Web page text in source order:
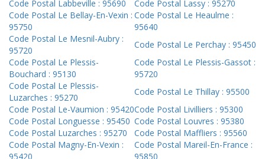
Code Postal Labbeville : 95690
Code Postal Lassy : 95270
Code Postal Le Bellay-En-Vexin :
95750
Code Postal Le Heaulme :
95640
Code Postal Le Mesnil-Aubry :
95720
Code Postal Le Perchay : 95450
Code Postal Le Plessis-
Bouchard : 95130
Code Postal Le Plessis-Gassot :
95720
Code Postal Le Plessis-
Luzarches : 95270
Code Postal Le Thillay : 95500
Code Postal Le-Vaumion : 95420Code Postal Livilliers : 95300
Code Postal Longuesse : 95450 Code Postal Louvres : 95380
Code Postal Luzarches : 95270
Code Postal Maffliers : 95560
Code Postal Magny-En-Vexin :
95420
Code Postal Mareil-En-France :
95850